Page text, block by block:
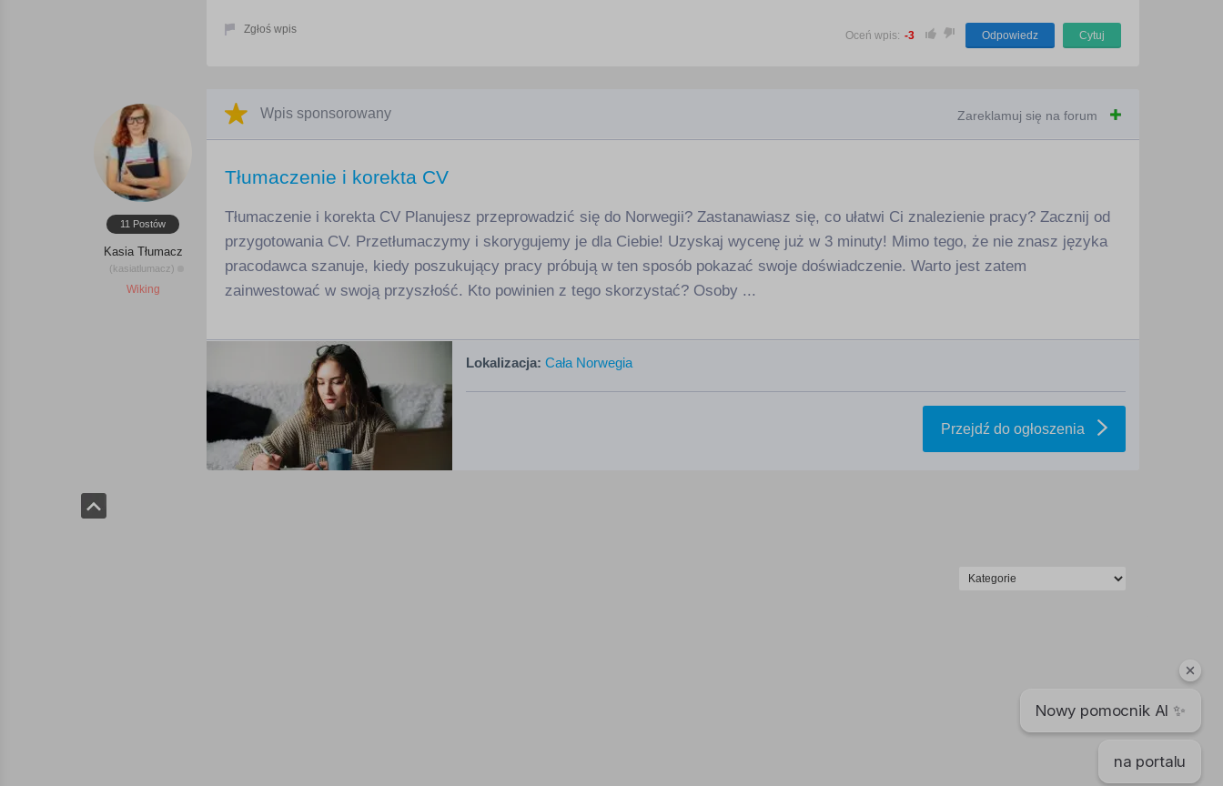
Nowy pomocnik AI ✨
na portalu
Zgłoś wpis Oceń wpis: -3 Odpowiedz Cytuj
11 Postów
Kasia Tłumacz
(kasiatlumacz)
Wiking
Wpis sponsorowany Zareklamuj się na forum
Tłumaczenie i korekta CV
Tłumaczenie i korekta CV Planujesz przeprowadzić się do Norwegii? Zastanawiasz się, co ułatwi Ci znalezienie pracy? Zacznij od
przygotowania CV. Przetłumaczymy i skorygujemy je dla Ciebie! Uzyskaj wycenę już w 3 minuty! Mimo tego, że nie znasz języka
pracodawca szanuje, kiedy poszukujący pracy próbują w ten sposób pokazać swoje doświadczenie. Warto jest zatem
zainwestować w swoją przyszłość. Kto powinien z tego skorzystać? Osoby ...
Lokalizacja: Cała Norwegia
Przejdź do ogłoszenia